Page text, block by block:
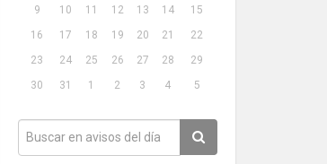
9
10 11 12 13 14
15
16
17 18 19 20 21
22
23
24 25 26 27 28
29
30
31 1 2 3 4 5